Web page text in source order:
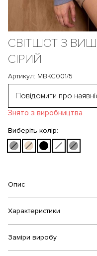
СВІТШОТ З
СІРИЙ
Артикул: MBKC001/5
Повідомити про
Знято з виробництва
Виберіть колір:
Опис
Характеристики
Заміри виробу